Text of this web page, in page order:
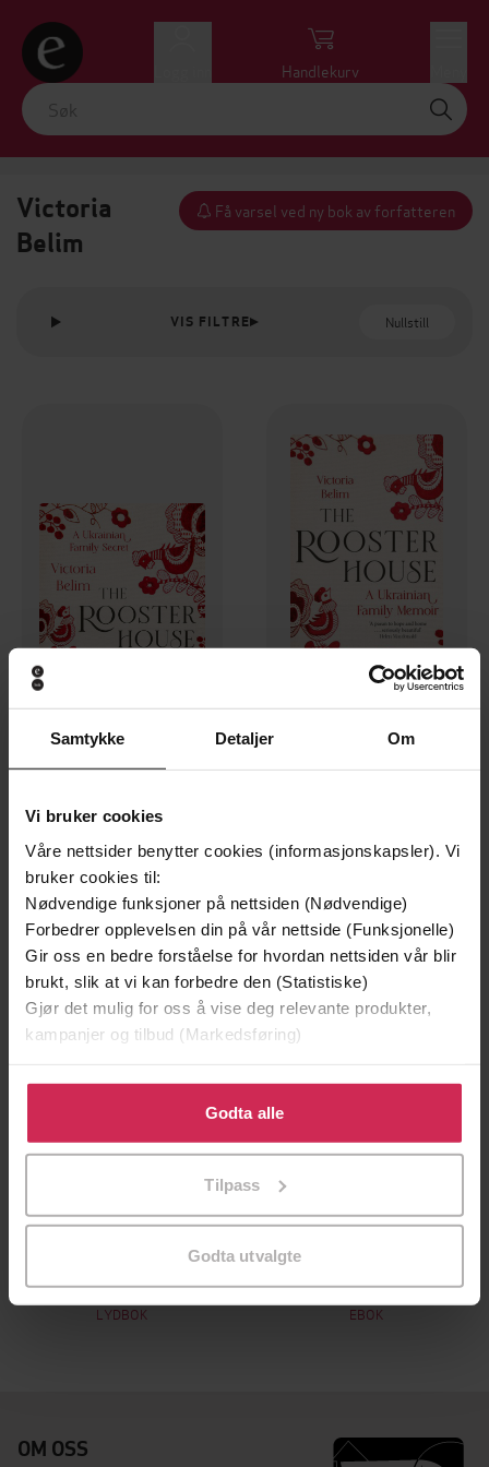
Samtykke Detaljer Om
Vi bruker cookies
Våre nettsider benytter cookies (informasjonskapsler). Vi
bruker cookies til:
Nødvendige funksjoner på nettsiden (Nødvendige)
Forbedrer opplevelsen din på vår nettside (Funksjonelle)
Gir oss en bedre forståelse for hvordan nettsiden vår blir
brukt, slik at vi kan forbedre den (Statistiske)
Gjør det mulig for oss å vise deg relevante produkter,
kampanjer og tilbud (Markedsføring)
Klikk på «Godta alle» for å gi oss ditt samtykke til å
bruke cookies for alle disse formålene. Du kan også
tilpasse ditt samtykke til spesifikke formål ved å klikke
Godta alle
Tilpass
Godta utvalgte
Handlekurv
Victoria
Belim
Få varsel ved ny bok av forfatteren
VIS FILTRE Nullstill
296,-
LYDBOK
130,-
Premium
219,-
Victoria Belim
LYDBOK
Premium
199,-
Victoria Belim
EBOK
OM OSS